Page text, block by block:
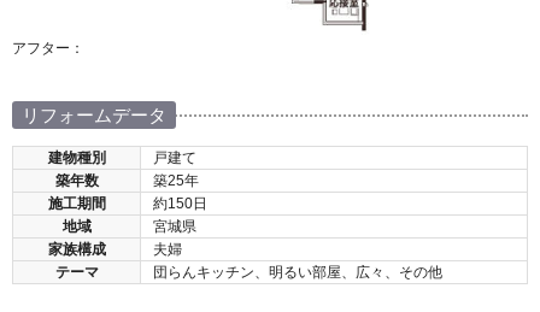
アフター：
リフォームデータ
建物種別
戸建て
築年数
築25年
施工期間
約150日
地域
宮城県
家族構成
夫婦
テーマ
団らんキッチン、明るい部屋、広々、その他